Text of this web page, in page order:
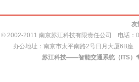
友
©2002-2011 南京苏江科技有限责任公司 电话
办公地址：南京市太平南路2号日月大厦6B
苏江科技——智能交通系统（ITS）